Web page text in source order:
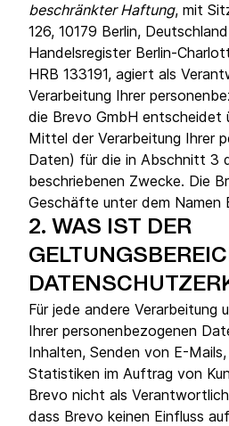
beschränkter Haftung, mit
126, 10179 Berlin,
Handelsregister Berlin-
HRB 133191, agiert als
Verarbeitung Ihrer
die Brevo GmbH entscheidet
Mittel der Verarbeitung Ihrer
Daten) für die in Abschnitt 3
beschriebenen Zwecke. Die
Geschäfte unter dem Namen
2. WAS IST DER
Für jede andere Verarbeitung
Ihrer personenbezogenen
Inhalten, Senden von E-
Statistiken im Auftrag von
Brevo nicht als
dass Brevo keinen Einfluss